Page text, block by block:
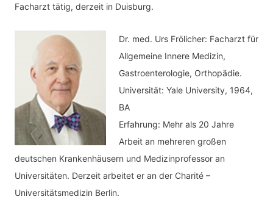
Facharzt tätig, derzeit in Duisburg.
Dr. med. Urs Frölicher: Facharzt für
Allgemeine Innere Medizin,
Gastroenterologie, Orthopädie.
Universität: Yale University, 1964,
BA
Erfahrung: Mehr als 20 Jahre
Arbeit an mehreren großen
deutschen Krankenhäusern und Medizinprofessor an
Universitäten. Derzeit arbeitet er an der Charité –
Universitätsmedizin Berlin.